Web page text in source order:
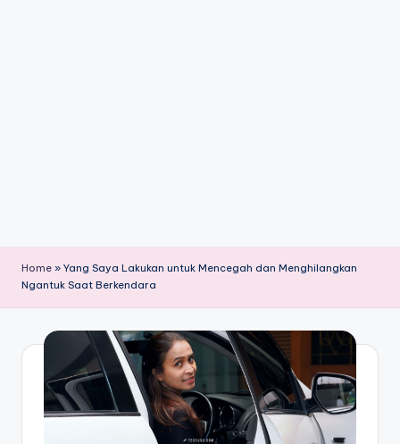
Home » Yang Saya Lakukan untuk Mencegah dan Menghilangkan
Ngantuk Saat Berkendara